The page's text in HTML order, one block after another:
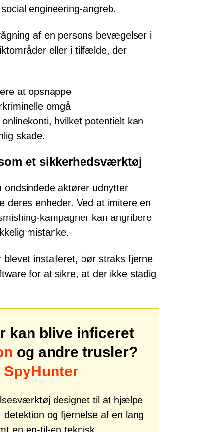
engineering-angreb.
af en persons bevægelser i
eller i tilfælde, der
at opsnappe
omgå
hvilket potentielt kan
skade.
et sikkerhedsværktøj
ondsindede aktører udnytter
deres enheder. Ved at imitere en
kampagner kan angribere
mistanke.
installeret, bør straks fjerne
for at sikre, at der ikke stadig
kan blive inficeret
og andre trusler?
designet til at hjælpe
og fjernelse af en lang
en en-til-en teknisk